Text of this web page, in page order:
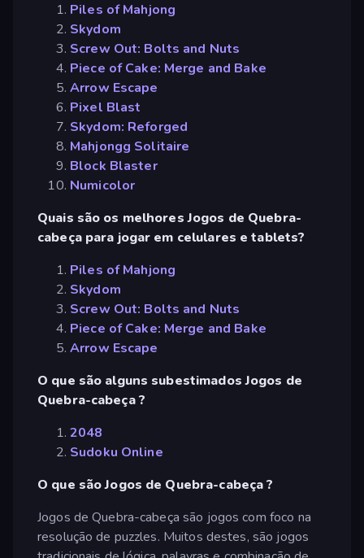
Piles of Mahjong
Skydom
Screw Out: Bolts and Nuts
Piece of Cake: Merge and Bake
Arrow Escape
Pixel Blast
Skydom: Reforged
Mahjongg Solitaire
Block Blaster
Numicolor
Quais são os melhores Jogos de Quebra-
cabeça para jogar em celulares e tablets?
Piles of Mahjong
Skydom
Screw Out: Bolts and Nuts
Piece of Cake: Merge and Bake
Arrow Escape
O que são alguns subestimados Jogos de
Quebra-cabeça ?
2048
Sudoku Online
O que são Jogos de Quebra-cabeça ?
Jogos de Quebra-cabeça são jogos com foco na
resolução de puzzles. Muitos destes, são jogos